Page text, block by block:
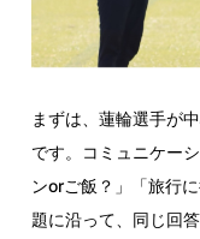
まずは、蓮輪選手が
です。コミュニケー
ンorご飯？」「旅行
題に沿って、同じ回